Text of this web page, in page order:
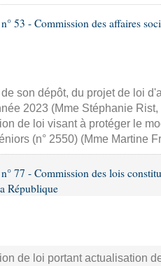
lois
lois
53 - Commission des affaires
son dépôt, du projet de loi
2023 (Mme Stéphanie
de loi visant à protéger le
(n° 2550) (Mme Martine
77 - Commission des lois
République
de loi portant actualisation